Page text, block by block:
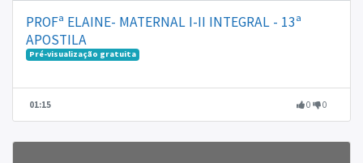
PROFª ELAINE- MATERNAL I-II INTEGRAL - 13ª
APOSTILA
Pré-visualização gratuita
01:15 0 0